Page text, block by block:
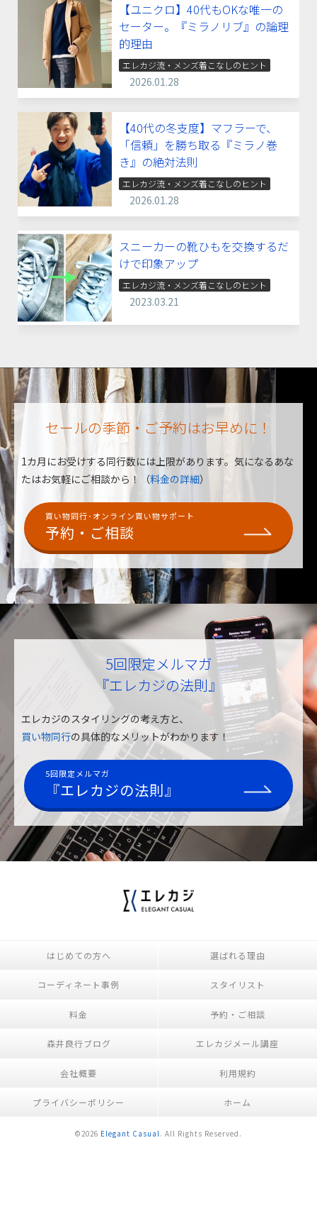
【ユニクロ】40代もOKな唯一の
セーター。『ミラノリブ』の論理
的理由
エレカジ流・メンズ着こなしのヒント
2026.01.28
【40代の冬支度】マフラーで、
「信頼」を勝ち取る『ミラノ巻
き』の絶対法則
エレカジ流・メンズ着こなしのヒント
2026.01.28
スニーカーの靴ひもを交換するだ
けで印象アップ
エレカジ流・メンズ着こなしのヒント
2023.03.21
セールの季節・ご予約はお早めに！
1カ月にお受けする同行数には上限があります。 気になるあな
たはお気軽にご相談から！（料金の詳細）
買い物同行･オンライン買い物サポート
予約・ご相談
5回限定メルマガ
『エレカジの法則』
エレカジのスタイリングの考え方と、
買い物同行の具体的なメリットがわかります！
5回限定メルマガ
『エレカジの法則』
はじめての方へ 選ばれる理由
コーディネート事例 スタイリスト
料金 予約・ご相談
森井良行ブログ エレカジメール講座
会社概要 利用規約
プライバシーポリシー ホーム
©2026 Elegant Casual . All Rights Reserved.